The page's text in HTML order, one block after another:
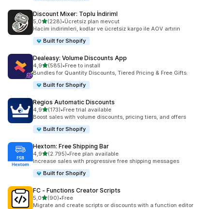
Discount Mixer: Toplu İndiriml
5,05 yıldız üzerinden
(228)
toplam 228 değerlendirme
•Ücretsiz plan mevcut
Hacim indirimleri, kodlar ve ücretsiz kargo ile AOV artırın
Built for Shopify
Dealeasy: Volume Discounts App
4,95 yıldız üzerinden
(585)
toplam 585 değerlendirme
•Free to install
Bundles for Quantity Discounts, Tiered Pricing & Free Gifts.
Built for Shopify
Regios Automatic Discounts
4,95 yıldız üzerinden
(173)
toplam 173 değerlendirme
•Free trial available
Boost sales with volume discounts, pricing tiers, and offers
Built for Shopify
Hextom: Free Shipping Bar
4,95 yıldız üzerinden
(2.795)
toplam 2795 değerlendirme
•Free plan available
Increase sales with progressive free shipping messages
Built for Shopify
FC ‑ Functions Creator Scripts
5,05 yıldız üzerinden
(90)
toplam 90 değerlendirme
•Free
Migrate and create scripts or discounts with a function editor